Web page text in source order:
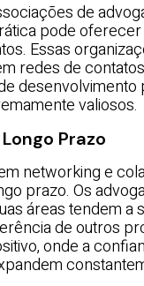
de
pode
Essas
redes de
desenvolvimento
valiosos.
Prazo
networking e
prazo. Os
áreas tendem a
de outros
onde a